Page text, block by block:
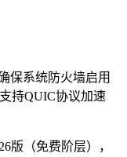
保系统防火墙启用
持QUIC协议加速
版（免费阶层），